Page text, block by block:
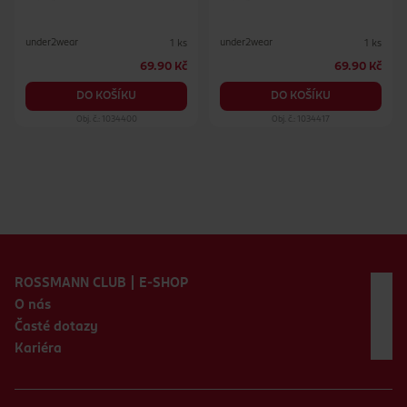
under2wear 1 ks
69.90 Kč
DO KOŠÍKU
Obj. č.: 1034400
under2wear 1 ks
69.90 Kč
DO KOŠÍKU
Obj. č.: 1034417
ROSSMANN CLUB | E-SHOP
O nás
Časté dotazy
Kariéra